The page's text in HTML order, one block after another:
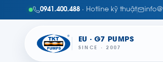
0941.400.488 · Hotline kỹ thuật
EU · G7 PUMPS
SINCE · 2007